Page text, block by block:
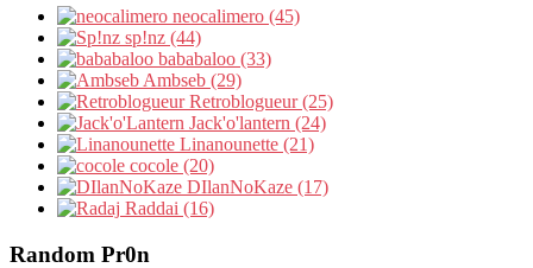
neocalimero (45)
sp!nz (44)
bababaloo (33)
Ambseb (29)
Retroblogueur (25)
Jack'o'lantern (24)
Linanounette (21)
cocole (20)
DIlanNoKaze (17)
Raddai (16)
Random Pr0n